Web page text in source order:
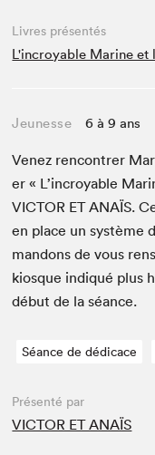
Livres présentés
L'incroyable Marine
Jeunesse 6 à 9 ans
Venez ren­con­tr­er
er « L’in­croy­able
VIC­TOR ET ANAÏS.
en place un sys­tème
man­dons de vous
kiosque indiqué plus
début de la séance.
Séance de dédicace
Présenté par
VICTOR ET ANAÏS